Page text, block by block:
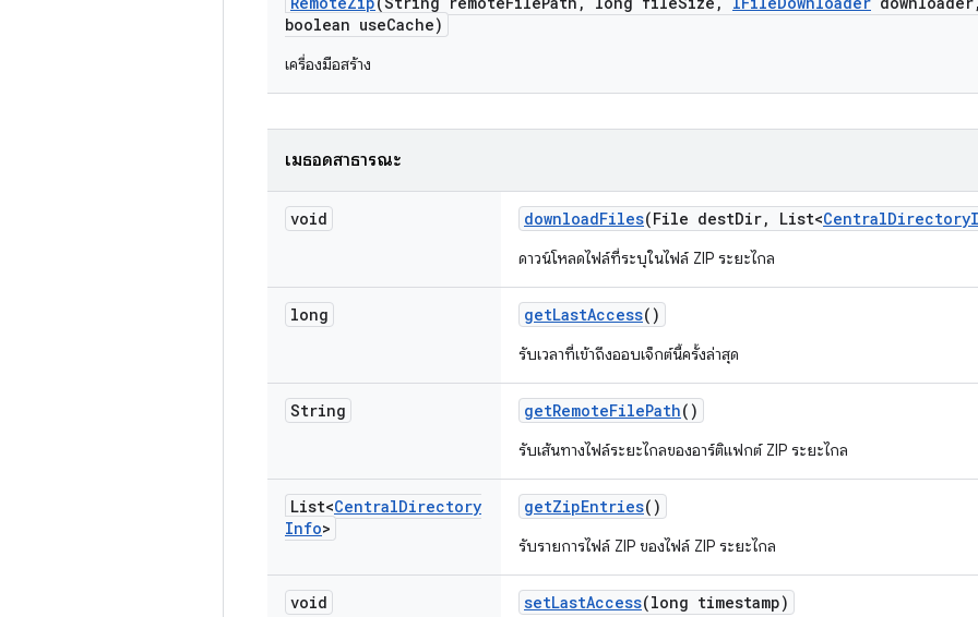
boolean useCache)
เครื่องมือสร้าง
เมธอดสาธารณะ
void downloadFiles(File destDir, List<CentralDirectory
ดาวน์โหลดไฟล์ที่ระบุในไฟล์ ZIP ระยะไกล
long getLastAccess()
รับเวลาที่เข้าถึงออบเจ็กต์นี้ครั้งล่าสุด
String getRemoteFilePath()
รับเส้นทางไฟล์ระยะไกลของอาร์ติแฟกต์ ZIP ระยะไกล
List<CentralDirectory
Info>
getZipEntries()
รับรายการไฟล์ ZIP ของไฟล์ ZIP ระยะไกล
void setLastAccess(long timestamp)